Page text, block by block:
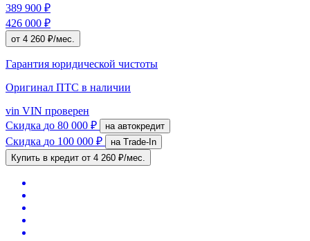
389 900 ₽
426 000 ₽
от 4 260 ₽/мес.
Гарантия юридической чистоты
Оригинал ПТС в наличии
vin VIN проверен
Скидка до 80 000 ₽ на автокредит
Скидка до 100 000 ₽
на Trade-In
Купить в кредит от 4 260 ₽/мес.